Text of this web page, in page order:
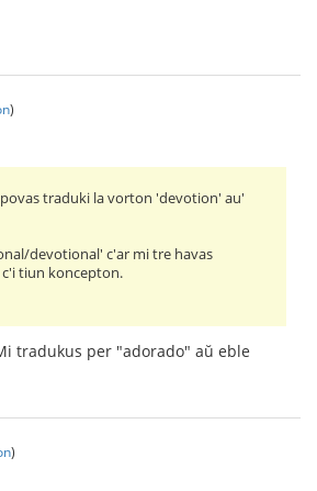
)
traduki la vorton 'devotion' au'
devotional' c'ar mi tre havas
tiun koncepton.
tradukus per "adorado" aŭ eble
)